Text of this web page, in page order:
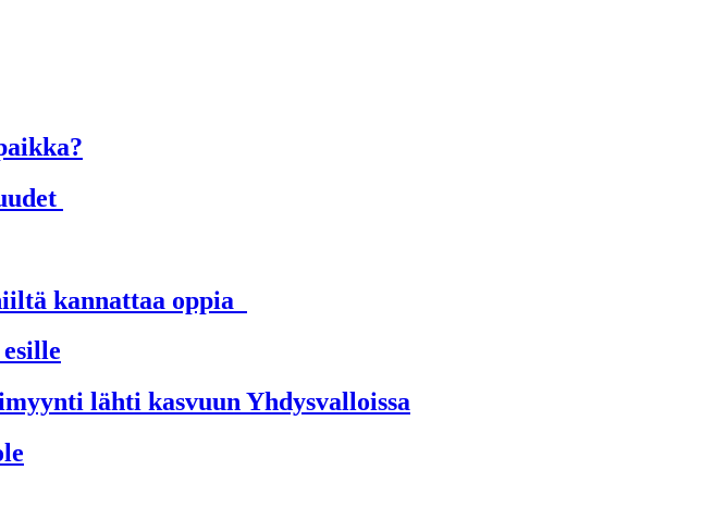
kannattaa oppia
lähti kasvuun Yhdysvalloissa